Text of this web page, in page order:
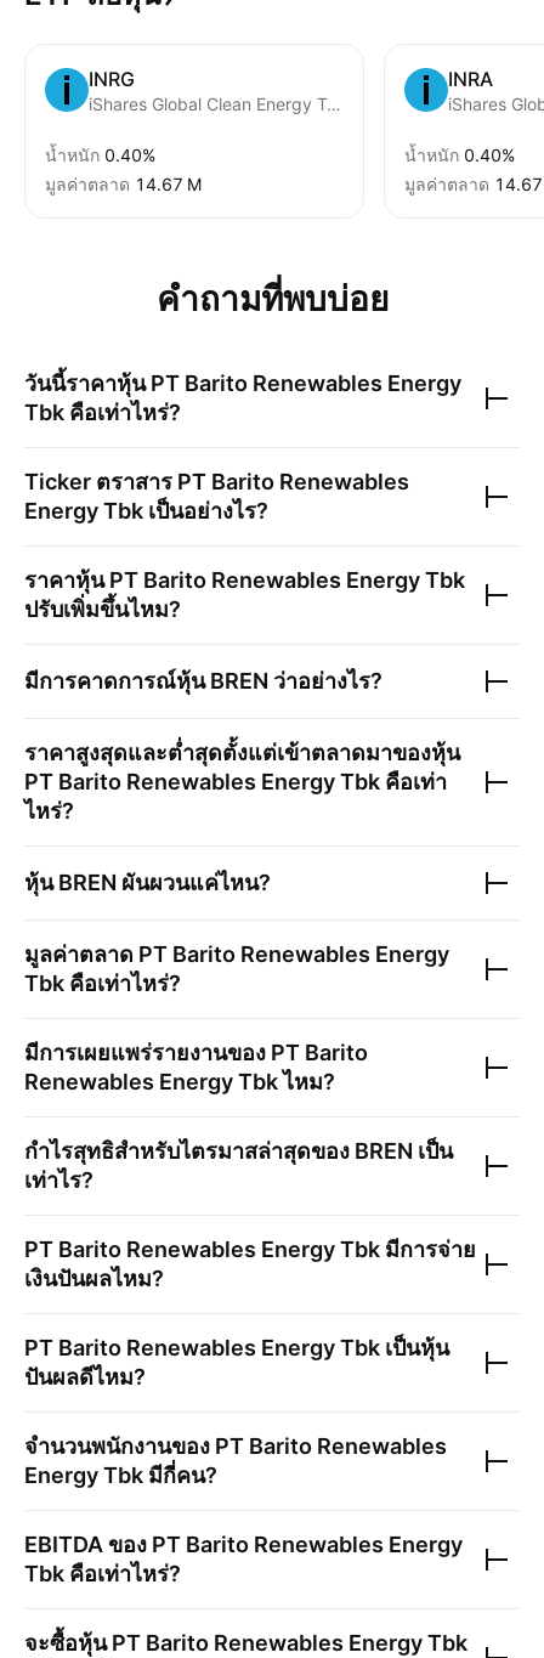
INRG
iShares Global Clean Energy Transition UCITS ETD USD
น้ำหนัก 0.40%
มูลค่าตลาด ‪14.67 M‬
INRA
น้ำหนัก 0.40%
มูลค่าตลาด
คำถามที่พบบ่อย
วันนี้ราคาหุ้นPT Barito Renewables Energy
Tbk คือเท่าไหร่?
Ticker ตราสาร PT Barito Renewables
Energy Tbk เป็นอย่างไร?
ราคาหุ้นPT Barito Renewables Energy Tbk
ปรับเพิ่มขึ้นไหม?
มีการคาดการณ์หุ้นBREN ว่าอย่างไร?
ราคาสูงสุดและต่ำสุดตั้งแต่เข้าตลาดมาของหุ้น
PT Barito Renewables Energy Tbk คือเท่า
ไหร่?
หุ้นBREN ผันผวนแค่ไหน?
มูลค่าตลาด PT Barito Renewables Energy
Tbk คือเท่าไหร่?
มีการเผยแพร่รายงานของ PT Barito
Renewables Energy Tbkไหม?
กำไรสุทธิสำหรับไตรมาสล่าสุดของ BREN เป็น
เท่าไร?
PT Barito Renewables Energy Tbk มีการจ่าย
เงินปันผลไหม?
PT Barito Renewables Energy Tbk เป็นหุ้น
ปันผลดีไหม?
จำนวนพนักงานของ PT Barito Renewables
Energy Tbk มีกี่คน?
EBITDA ของ PT Barito Renewables Energy
Tbk คือเท่าไหร่?
จะซื้อหุ้นPT Barito Renewables Energy Tbk